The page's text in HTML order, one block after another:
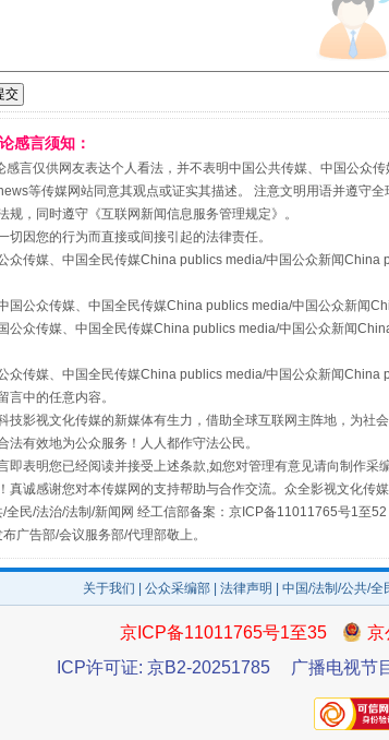
赛在茂县开幕
园优化重塑工作
如何以同查同治破
感言须知：
感言仅供网友表达个人看法，并不表明中国公共传媒、中国公
等传媒网站同意其观点或证实其描述。 注意文明用语并遵守全
规，同时遵守《互联网新闻信息服务管理规定》。
切因您的行为而直接或间接引起的法律责任。
众传媒、中国全民传媒China publics media/中国公众新闻
国公众传媒、中国全民传媒China publics media/中国公众新闻
公众传媒、中国全民传媒China publics media/中国公众新闻
众传媒、中国全民传媒China publics media/中国公众新闻
言中的任意内容。
技影视文化传媒的新媒体有生力，借助全球互联网主阵地，为社
法有效地为公众服务！人人都作守法公民。
即表明您已经阅读并接受上述条款,如您对管理有意见请向制作
真诚感谢您对本传媒网的支持帮助与合作交流。众全影视文化传
全民/法治/法制/新闻网 经工信部备案：京ICP备11011765号1至
广告部/会议服务部/代理部敬上。
关于我们 公众采编部 法律声明 | 中国/法制/公共/
京ICP备11011765号1至35
京
ICP许可证: 京B2-20251785
广播电视节